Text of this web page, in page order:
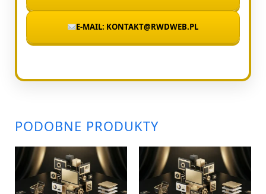
E-MAIL: KONTAKT@RWDWEB.PL
PODOBNE PRODUKTY